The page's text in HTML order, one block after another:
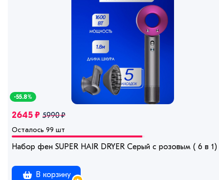
-55.8%
2645 ₽ 5990 ₽
Осталось 99 шт
Набор фен SUPER HAIR DRYER Серый с розовым ( 6 в 1)
В корзину